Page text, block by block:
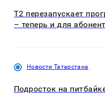
Т2 перезапускает
– теперь и для
Новости Татарстана
Подросток на